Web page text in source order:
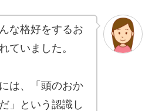
な格好をするお
ていました。
は、「頭のおか
」という認識し